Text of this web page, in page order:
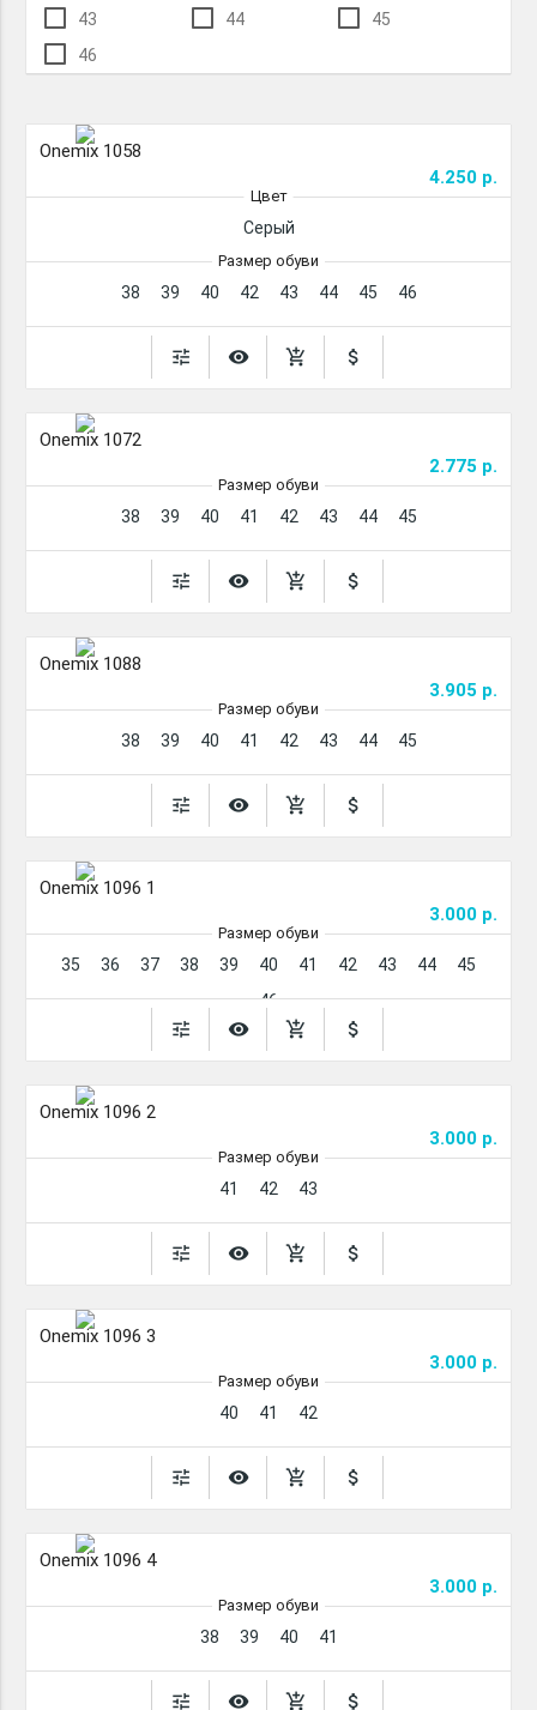
43
44
45
46
Onemix 1058
4.250 р.
Цвет
Серый
Размер обуви
38 39 40 42 43 44 45 46
tune remove_red_eye add_shopping_cart attach_money
Onemix 1072
2.775 р.
Размер обуви
38 39 40 41 42 43 44 45
tune remove_red_eye add_shopping_cart attach_money
Onemix 1088
3.905 р.
Размер обуви
38 39 40 41 42 43 44 45
tune remove_red_eye add_shopping_cart attach_money
Onemix 1096 1
3.000 р.
Размер обуви
35 36 37 38 39 40 41 42 43 44
45
46
tune remove_red_eye add_shopping_cart attach_money
Onemix 1096 2
3.000 р.
Размер обуви
41 42 43
tune remove_red_eye add_shopping_cart attach_money
Onemix 1096 3
3.000 р.
Размер обуви
40 41 42
tune remove_red_eye add_shopping_cart attach_money
Onemix 1096 4
3.000 р.
Размер обуви
38 39 40 41
tune remove_red_eye add_shopping_cart attach_money